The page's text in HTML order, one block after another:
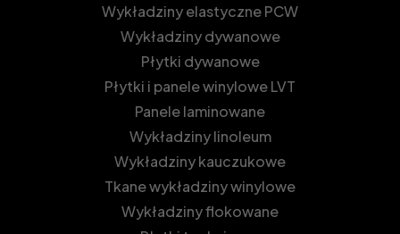
Wykładziny elastyczne PCW
Wykładziny dywanowe
Płytki dywanowe
Płytki i panele winylowe LVT
Panele laminowane
Wykładziny linoleum
Wykładziny kauczukowe
Tkane wykładziny winylowe
Wykładziny flokowane